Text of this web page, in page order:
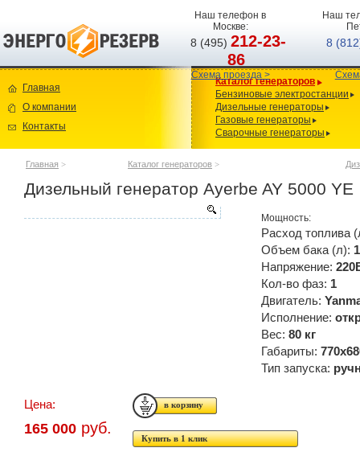
Наш телефон в
Москве:
8 (495)212-23-
86
Схема проезда >
Наш
8
Главная
О компании
Контакты
Каталог генераторов
Бензиновые электростанции
Дизельные генераторы
Газовые генераторы
Сварочные генераторы
Главная > Каталог генераторов >
Дизельный генератор Ayerbe AY 5000 YE
Мощность:
Расход топлива
Объем бака (л):
Напряжение:
Кол-во фаз: 1
Двигатель:
Исполнение:
Вес: 80 кг
Габариты:
Тип запуска:
Цена:
165 000 руб.
Купить в 1 клик